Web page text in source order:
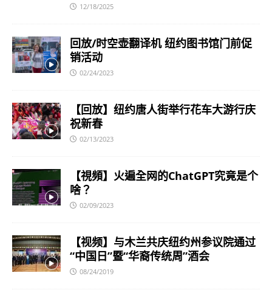
12/18/2025
回放/时空壶翻译机 纽约图书馆门前促
销活动
02/24/2023
【回放】纽约唐人街举行花车大游行庆
祝新春
02/13/2023
【視頻】火遍全网的ChatGPT究竟是个
啥？
02/09/2023
【视频】与木兰共庆纽约州参议院通过
“中国日”暨“华裔传统周”酒会
08/24/2019